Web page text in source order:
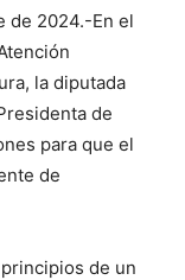
de 2024.-En el
la diputada
de
para que el
de
de un